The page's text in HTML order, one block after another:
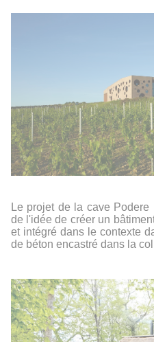
Le projet de la cave
de l'idée de créer un
et intégré dans le contexte
de béton encastré dans la